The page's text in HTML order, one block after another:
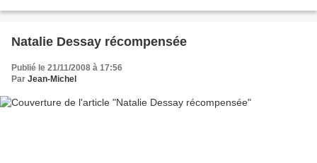
Natalie Dessay récompensée
Publié le 21/11/2008 à 17:56
Par Jean-Michel